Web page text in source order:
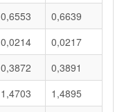
0,6553
0,6639
0,0214
0,0217
0,3872
0,3891
1,4703
1,4895